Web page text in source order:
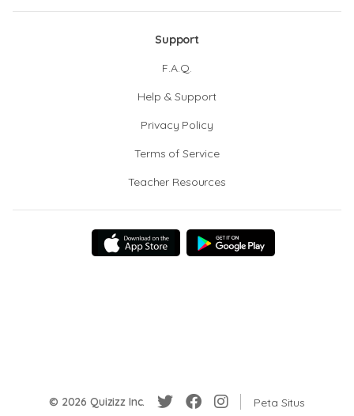
Support
F.A.Q.
Help & Support
Privacy Policy
Terms of Service
Teacher Resources
© 2026 Quizizz Inc. Peta Situs